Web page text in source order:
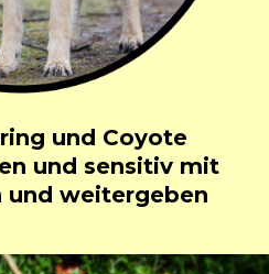
und Coyote
und sensitiv mit
und weitergeben